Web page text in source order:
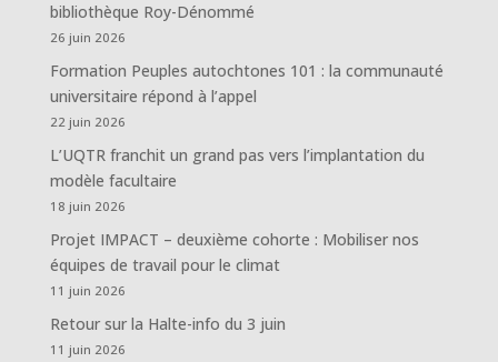
bibliothèque Roy-Dénommé
26 juin 2026
Formation Peuples autochtones 101 : la communauté
universitaire répond à l’appel
22 juin 2026
L’UQTR franchit un grand pas vers l’implantation du
modèle facultaire
18 juin 2026
Projet IMPACT – deuxième cohorte : Mobiliser nos
équipes de travail pour le climat
11 juin 2026
Retour sur la Halte-info du 3 juin
11 juin 2026